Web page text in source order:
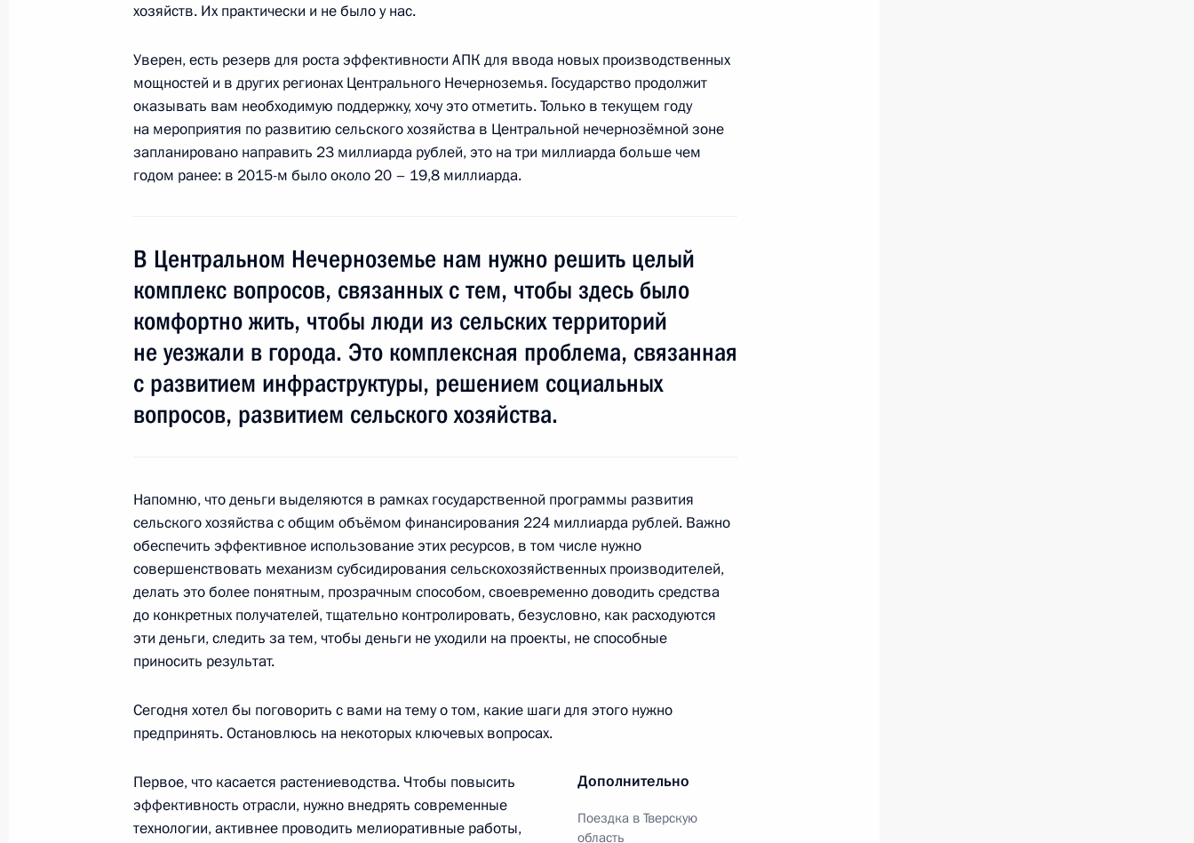
Совещание по ликвидации последствий пожаров на территории
26 июня 2015 года, 11:50
Заседание рабочей группы президиума Госсовета по вопросу
развития рыбохозяйственного комплекса
Встреча с Министром сельского хозяйства Александром
Ткачёвым
28 мая 2015 года, 17:50
Совещание с членами Правительства
Показать предыдущие материалы
Встреча с военнослужащими Военно-Морского Флота
Разделы сайта
Президента
России
Информационные
ресурсы
Президента России
Официальные
сетевые ресурсы
Президента России
техническая
информация
хозяйств. Их практически и не было у нас.
Уверен, есть резерв для роста эффективности АПК для ввода новых производственных
мощностей и в других регионах Центрального Нечерноземья. Государство продолжит
оказывать вам необходимую поддержку, хочу это отметить. Только в текущем году
на мероприятия по развитию сельского хозяйства в Центральной нечернозёмной зоне
запланировано направить 23 миллиарда рублей, это на три миллиарда больше чем
годом ранее: в 2015-м было около 20 – 19,8 миллиарда.
В Центральном Нечерноземье нам нужно решить целый
комплекс вопросов, связанных с тем, чтобы здесь было
комфортно жить, чтобы люди из сельских территорий
не уезжали в города. Это комплексная проблема, связанная
с развитием инфраструктуры, решением социальных
вопросов, развитием сельского хозяйства.
Напомню, что деньги выделяются в рамках государственной программы развития
сельского хозяйства с общим объёмом финансирования 224 миллиарда рублей. Важно
обеспечить эффективное использование этих ресурсов, в том числе нужно
совершенствовать механизм субсидирования сельскохозяйственных производителей,
делать это более понятным, прозрачным способом, своевременно доводить средства
до конкретных получателей, тщательно контролировать, безусловно, как расходуются
эти деньги, следить за тем, чтобы деньги не уходили на проекты, не способные
приносить результат.
Сегодня хотел бы поговорить с вами на тему о том, какие шаги для этого нужно
предпринять. Остановлюсь на некоторых ключевых вопросах.
Дополнительно
Поездка в Тверскую
область
Первое, что касается растениеводства. Чтобы повысить
эффективность отрасли, нужно внедрять современные
технологии, активнее проводить мелиоративные работы,